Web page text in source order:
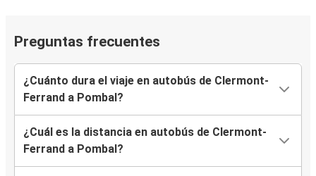
Preguntas frecuentes
¿Cuánto dura el viaje en autobús de Clermont-
Ferrand a Pombal?
¿Cuál es la distancia en autobús de Clermont-
Ferrand a Pombal?